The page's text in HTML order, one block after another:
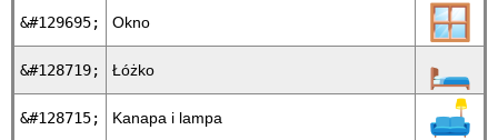
&#129695; Okno 🪟
&#128719; Łóżko 🛏
&#128715; Kanapa i lampa 🛋